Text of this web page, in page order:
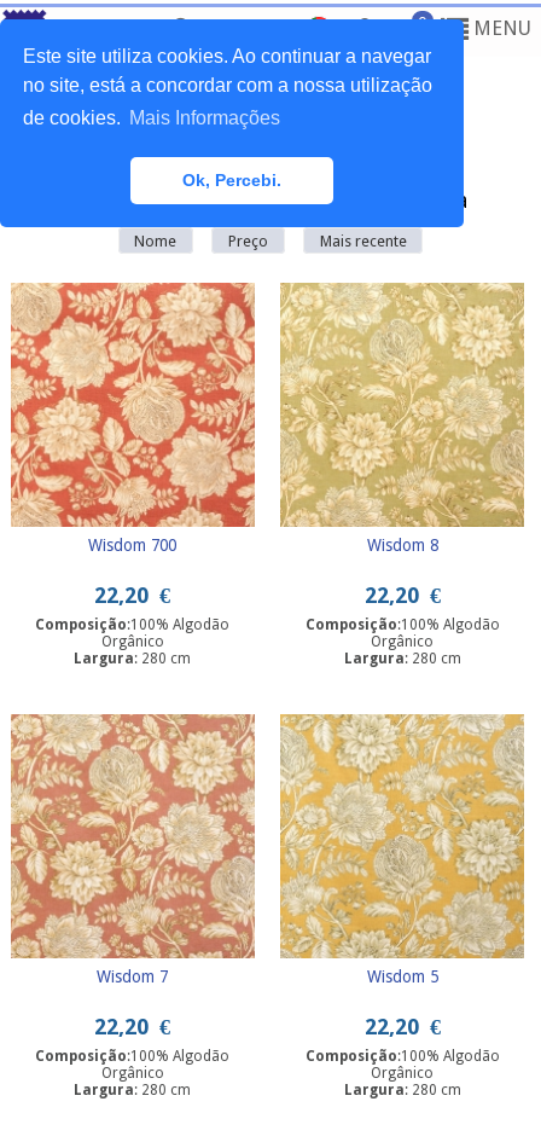
Este site utiliza cookies. Ao continuar a navegar
no site, está a concordar com a nossa utilização
de cookies. Mais Informações
Ok, Percebi.
0 MENU
Existem108produto(s) nesta categoria
Nome Preço Mais recente
Wisdom 700
22,20 €
Composição:100% Algodão
Orgânico
Largura: 280 cm
Wisdom 8
22,20 €
Composição:100% Algodão
Orgânico
Largura: 280 cm
Wisdom 7
22,20 €
Composição:100% Algodão
Orgânico
Largura: 280 cm
Wisdom 5
22,20 €
Composição:100% Algodão
Orgânico
Largura: 280 cm